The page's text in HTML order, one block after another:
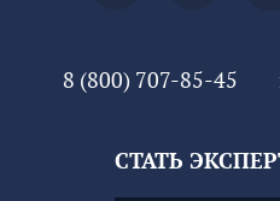
8 (800) 707-85-45
СТАТЬ